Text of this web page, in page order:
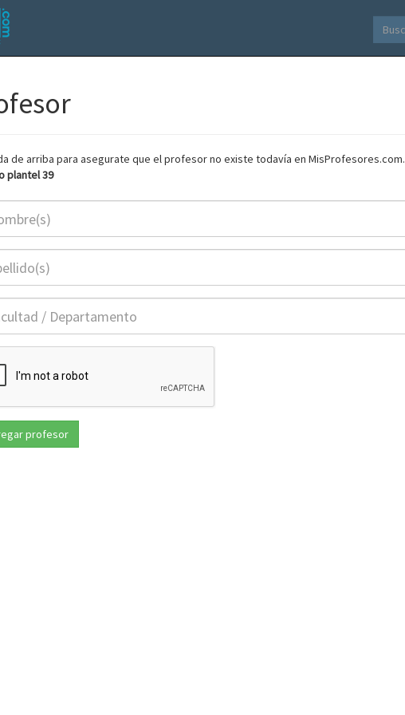
de arriba para asegurate que el profesor no existe todavía en MisProfesores.com.
plantel 39